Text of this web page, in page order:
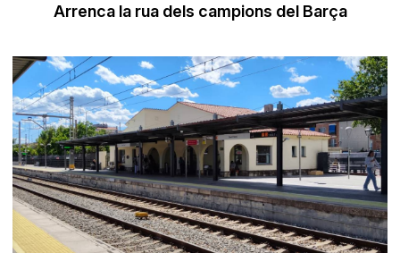
Arrenca la rua dels campions del Barça